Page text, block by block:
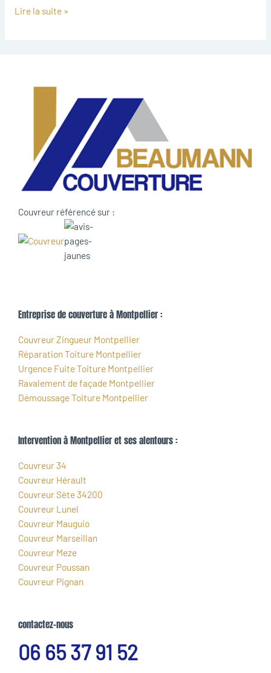
Lire la suite »
Couvreur référencé sur :
Entreprise de couverture à Montpellier :
Couvreur Zingueur Montpellier
Réparation Toiture Montpellier
Urgence Fuite Toiture Montpellier
Ravalement de façade Montpellier
Démoussage Toiture Montpellier
Intervention à Montpellier et ses alentours :
Couvreur 34
Couvreur Hérault
Couvreur Sète 34200
Couvreur Lunel
Couvreur Mauguio
Couvreur Marseillan
Couvreur Meze
Couvreur Poussan
Couvreur Pignan
contactez-nous
06 65 37 91 52